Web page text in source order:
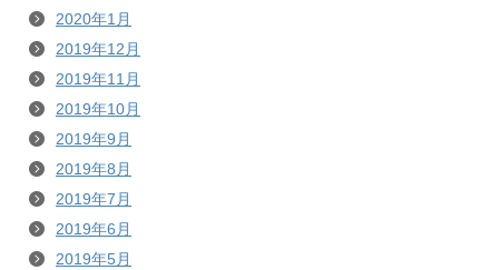
2020年1月
2019年12月
2019年11月
2019年10月
2019年9月
2019年8月
2019年7月
2019年6月
2019年5月